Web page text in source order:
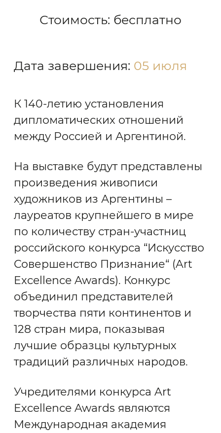
Стоимость: бесплатно
Дата завершения: 05 июля
К 140-летию установления
дипломатических отношений
между Россией и Аргентиной.
На выставке будут представлены
произведения живописи
художников из Аргентины –
лауреатов крупнейшего в мире
по количеству стран-участниц
российского конкурса “Искусство
Совершенство Признание“ (Art
Excellence Awards). Конкурс
объединил представителей
творчества пяти континентов и
128 стран мира, показывая
лучшие образцы культурных
традиций различных народов.
Учредителями конкурса Art
Excellence Awards являются
Международная академия